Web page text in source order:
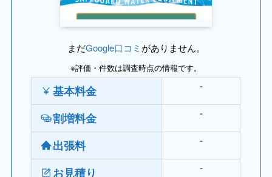
まだGoogle口コミ がありません。
※評価・件数は調査時点の情報です。
基本料金 ⁻
割増料金 ⁻
出張料 ⁻
お見積り ⁻